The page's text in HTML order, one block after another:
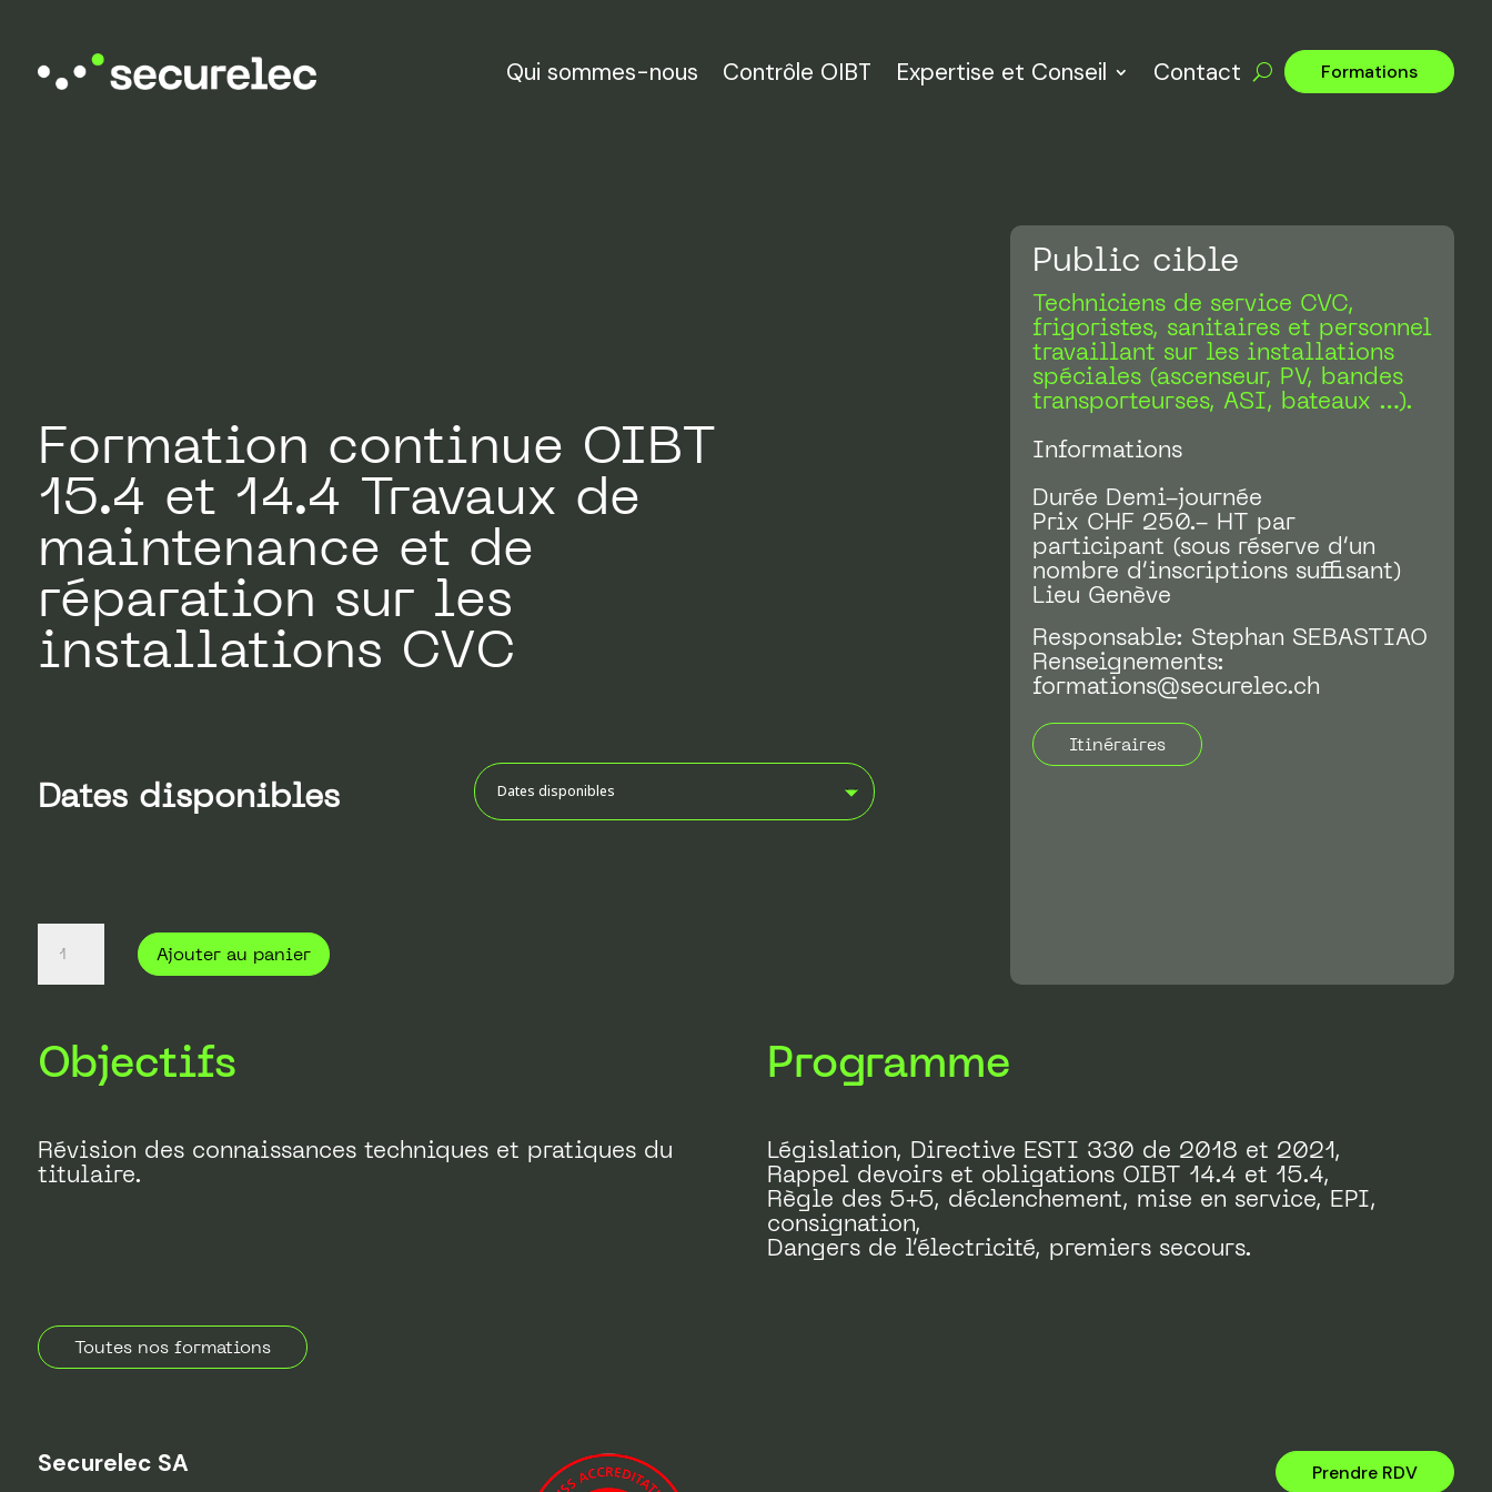
Qui sommes-nous Contrôle OIBT Expertise et Conseil Contact Formations
Formation continue OIBT
15.4 et 14.4 Travaux de
maintenance et de
réparation sur les
installations CVC
Dates disponibles
quantité
de
Formation
15.4
et
de
maintenance
installations
CVC
Ajouter au panier
Public cible
Techniciens de service CVC,
frigoristes, sanitaires et personnel
travaillant sur les installations
spéciales (ascenseur, PV, bandes
transporteurses, ASI, bateaux …).
Informations
Durée Demi-journée
Prix CHF 250.- HT par
participant (sous réserve d’un
nombre d’inscriptions suffisant)
Lieu Genève
Responsable: Stephan SEBASTIAO
Renseignements:
formations@securelec.ch
Itinéraires
Objectifs
Révision des connaissances techniques et pratiques du
titulaire.
Programme
Législation, Directive ESTI 330 de 2018 et 2021,
Rappel devoirs et obligations OIBT 14.4 et 15.4,
Règle des 5+5, déclenchement, mise en service, EPI,
consignation,
Dangers de l’électricité, premiers secours.
Toutes nos formations
Securelec SA Prendre RDV